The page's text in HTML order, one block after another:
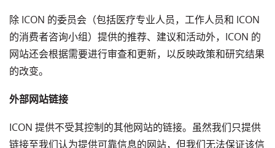
除 ICON 的委员会（包括医疗专业人员，工作人员和 ICON
的消费者咨询小组）提供的推荐、建议和活动外，ICON 的
网站还会根据需要进行审查和更新，以反映政策和研究结果
的改变。
外部网站链接
ICON 提供不受其控制的其他网站的链接。虽然我们只提供
链接至我们认为提供可靠信息的网站，但我们无法保证该信